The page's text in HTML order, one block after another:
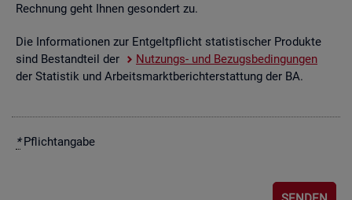
Rech­nung geht Ihnen ge­son­dert zu.
Die In­for­ma­tio­nen zur Ent­gelt­pflicht sta­tis­ti­scher Pro­duk­te
sind Be­stand­teil der
Nut­zungs- und Be­zugs­be­din­gun­gen
der Sta­tis­tik und Ar­beits­markt­be­richt­erstat­tung der BA.
*Pflicht­an­ga­be